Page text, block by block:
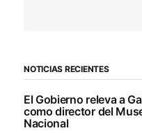
NOTICIAS RECIENTES
El Gobierno releva a
como director del
Nacional